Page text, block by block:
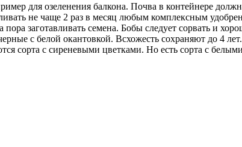
для озеленения балкона. Почва в контейнере
не чаще 2 раз в месяц любым комплексным
заготавливать семена. Бобы следует сорвать и
с белой окантовкой. Всхожесть сохраняют до 4 лет.
сорта с сиреневыми цветками. Но есть сорта с